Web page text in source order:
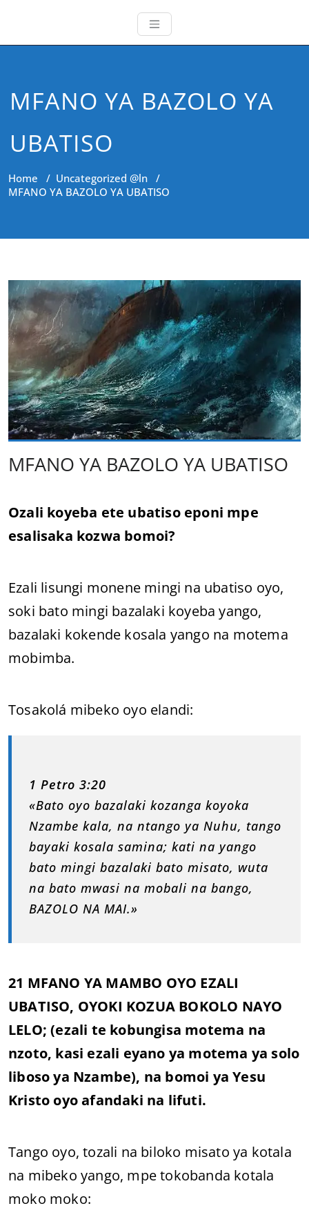
MFANO YA BAZOLO YA
UBATISO
Home / Uncategorized @ln /
MFANO YA BAZOLO YA UBATISO
MFANO YA BAZOLO YA UBATISO
Ozali koyeba ete ubatiso eponi mpe
esalisaka kozwa bomoi?
Ezali lisungi monene mingi na ubatiso oyo,
soki bato mingi bazalaki koyeba yango,
bazalaki kokende kosala yango na motema
mobimba.
Tosakolá mibeko oyo elandi:
1 Petro 3:20
«Bato oyo bazalaki kozanga koyoka
Nzambe kala, na ntango ya Nuhu, tango
bayaki kosala samina; kati na yango
bato mingi bazalaki bato misato, wuta
na bato mwasi na mobali na bango,
BAZOLO NA MAI.»
21 MFANO YA MAMBO OYO EZALI
UBATISO, OYOKI KOZUA BOKOLO NAYO
LELO; (ezali te kobungisa motema na
nzoto, kasi ezali eyano ya motema ya solo
liboso ya Nzambe), na bomoi ya Yesu
Kristo oyo afandaki na lifuti.
Tango oyo, tozali na biloko misato ya kotala
na mibeko yango, mpe tokobanda kotala
moko moko: